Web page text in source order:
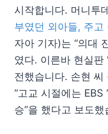
시작합니다. 머니투
부였던 외아들, 주
자아 기자)는 “의대
였다. 이른바 현실판
전했습니다. 손현
“고교 시절에는 EBS
승”을 했다고 보도했